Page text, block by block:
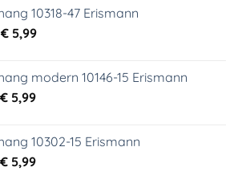
€ 29,95.€ 5,99.
10318-47 Erismann
Oorspronkelijke
€ 39,95.
€5,99Huidige
€ 5,99.
modern 10146-15 Erismann
Oorspronkelijke
34,95.
€5,99Huidige
€ 5,99.
10302-15 Erismann
Oorspronkelijke
€5,99Huidige